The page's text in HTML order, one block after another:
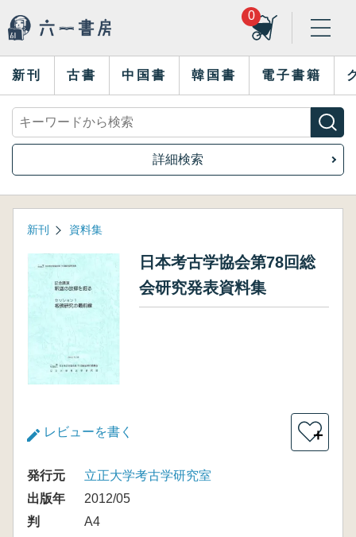
0
新刊 古書 中国書 韓国書 電子書籍
詳細検索
新刊 資料集
日本考古学協会第78回総
会研究発表資料集
レビューを書く ＋
発行元
立正大学考古学研究室
出版年
2012/05
判
A4